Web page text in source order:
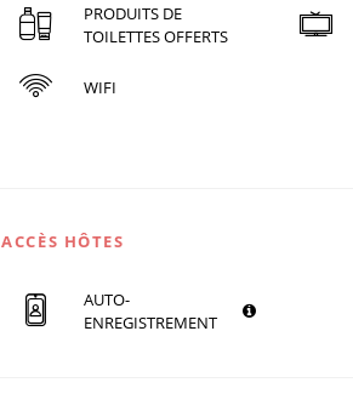
PRODUITS DE
TOILETTES OFFERTS
WIFI
ACCÈS HÔTES
AUTO-
ENREGISTREMENT